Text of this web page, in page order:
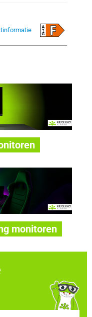
monitoren